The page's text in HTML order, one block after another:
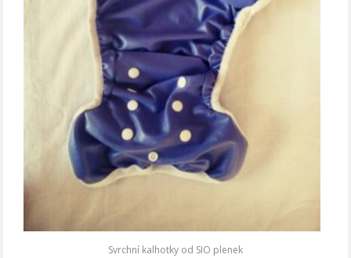
Svrchní kalhotky od SIO plenek